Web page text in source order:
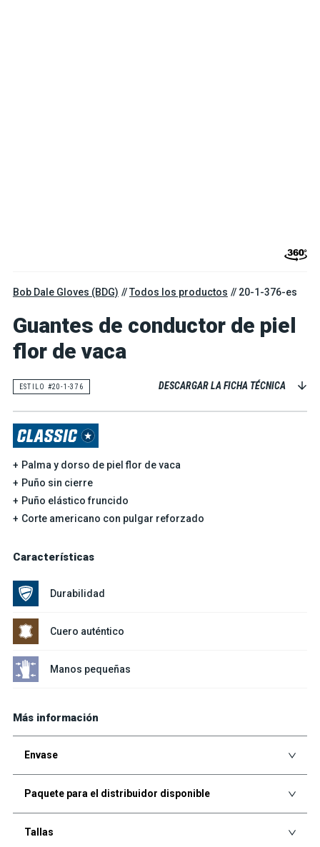
Bob Dale Gloves (BDG) Todos los productos 20-1-376-es
Guantes de conductor de piel
flor de vaca
ESTILO #20-1-376 DESCARGAR LA FICHA TÉCNICA
Palma y dorso de piel flor de vaca
Puño sin cierre
Puño elástico fruncido
Corte americano con pulgar reforzado
Características
Durabilidad
Cuero auténtico
Manos pequeñas
Más información
Envase
Paquete para el distribuidor disponible
Tallas